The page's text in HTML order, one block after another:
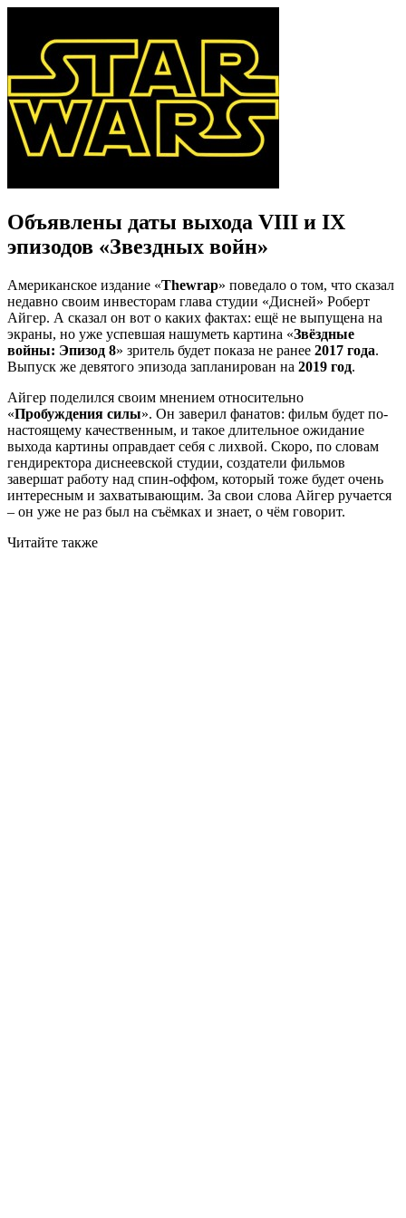
Объявлены даты выхода VIII и IX
эпизодов «Звездных войн»
Американское издание «Thewrap» поведало о том, что сказал
недавно своим инвесторам глава студии «Дисней» Роберт
Айгер. А сказал он вот о каких фактах: ещё не выпущена на
экраны, но уже успевшая нашуметь картина «Звёздные
войны: Эпизод 8» зритель будет показа не ранее 2017 года.
Выпуск же девятого эпизода запланирован на 2019 год.
Айгер поделился своим мнением относительно
«Пробуждения силы». Он заверил фанатов: фильм будет по-
настоящему качественным, и такое длительное ожидание
выхода картины оправдает себя с лихвой. Скоро, по словам
гендиректора диснеевской студии, создатели фильмов
завершат работу над спин-оффом, который тоже будет очень
интересным и захватывающим. За свои слова Айгер ручается
– он уже не раз был на съёмках и знает, о чём говорит.
Читайте также